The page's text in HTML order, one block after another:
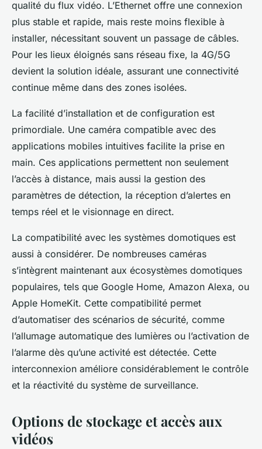
qualité du flux vidéo. L’Ethernet offre une connexion
plus stable et rapide, mais reste moins flexible à
installer, nécessitant souvent un passage de câbles.
Pour les lieux éloignés sans réseau fixe, la 4G/5G
devient la solution idéale, assurant une connectivité
continue même dans des zones isolées.
La facilité d’installation et de configuration est
primordiale. Une caméra compatible avec des
applications mobiles intuitives facilite la prise en
main. Ces applications permettent non seulement
l’accès à distance, mais aussi la gestion des
paramètres de détection, la réception d’alertes en
temps réel et le visionnage en direct.
La compatibilité avec les systèmes domotiques est
aussi à considérer. De nombreuses caméras
s’intègrent maintenant aux écosystèmes domotiques
populaires, tels que Google Home, Amazon Alexa, ou
Apple HomeKit. Cette compatibilité permet
d’automatiser des scénarios de sécurité, comme
l’allumage automatique des lumières ou l’activation de
l’alarme dès qu’une activité est détectée. Cette
interconnexion améliore considérablement le contrôle
et la réactivité du système de surveillance.
Options de stockage et accès aux
vidéos